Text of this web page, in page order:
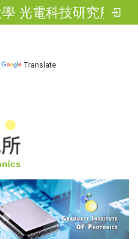
光電科技研究所
Translate